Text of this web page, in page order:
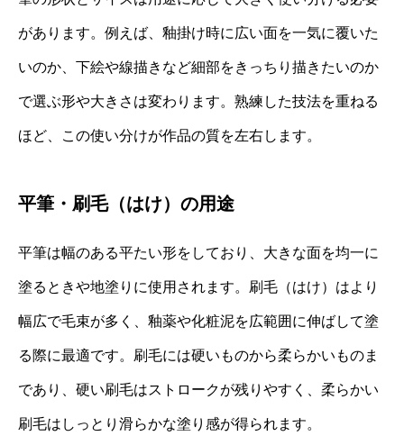
があります。例えば、釉掛け時に広い面を一気に覆いた
いのか、下絵や線描きなど細部をきっちり描きたいのか
で選ぶ形や大きさは変わります。熟練した技法を重ねる
ほど、この使い分けが作品の質を左右します。
平筆・刷毛（はけ）の用途
平筆は幅のある平たい形をしており、大きな面を均一に
塗るときや地塗りに使用されます。刷毛（はけ）はより
幅広で毛束が多く、釉薬や化粧泥を広範囲に伸ばして塗
る際に最適です。刷毛には硬いものから柔らかいものま
であり、硬い刷毛はストロークが残りやすく、柔らかい
刷毛はしっとり滑らかな塗り感が得られます。